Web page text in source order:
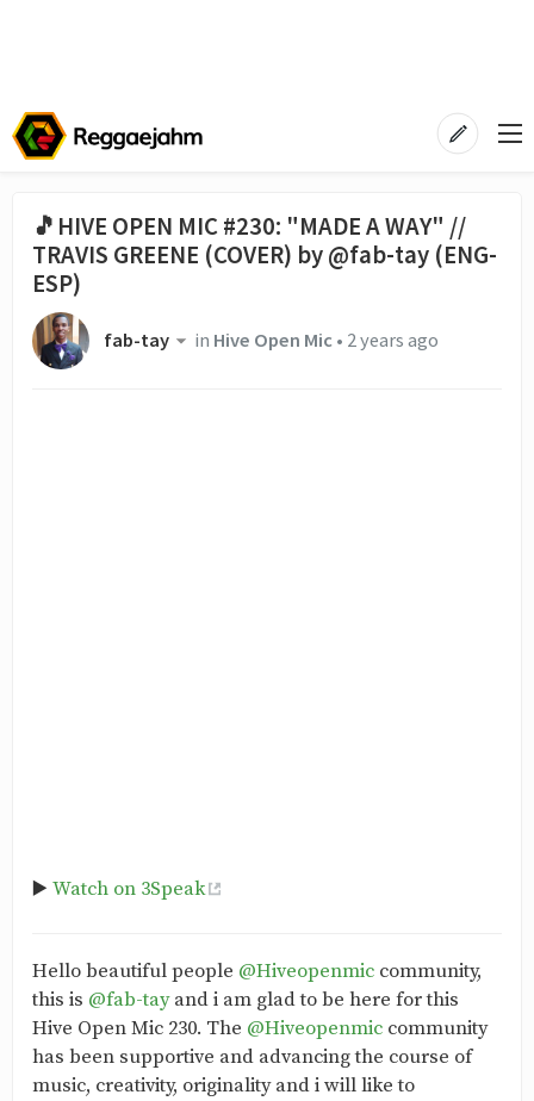
🎵HIVE OPEN MIC #230: "MADE A WAY" //
TRAVIS GREENE (COVER) by @fab-tay (ENG-
ESP)
fab-tay in Hive Open Mic• 2 years ago
▶️ Watch on 3Speak
Hello beautiful people @Hiveopenmic community,
this is @fab-tayand i am glad to be here for this
Hive Open Mic 230. The @Hiveopenmic community
has been supportive and advancing the course of
music, creativity, originality and i will like to